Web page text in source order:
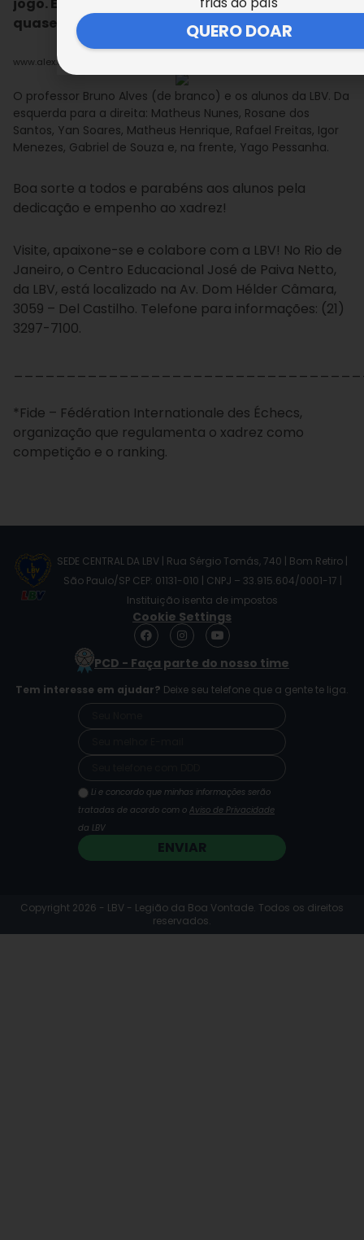
quase todas as disciplinas da escola ”, concluiu.
www.alex.org.br
O professor Bruno Alves (de branco) e os alunos da LBV. Da
esquerda para a direita: Matheus Nunes, Rosane dos
Santos, Yan Soares, Matheus Henrique, Rafael Freitas, Igor
Menezes, Gabriel de Souza e, na frente, Yago Pessanha.
Boa sorte a todos e parabéns aos alunos pela
dedicação e empenho ao xadrez!
Visite, apaixone-se e colabore com a LBV! No Rio de
Janeiro, o Centro Educacional José de Paiva Netto,
da LBV, está localizado na Av. Dom Hélder Câmara,
3059 – Del Castilho. Telefone para informações: (21)
3297-7100.
*Fide – Fédération Internationale des Échecs,
organização que regulamenta o xadrez como
competição e o ranking.
SEDE CENTRAL DA LBV | Rua Sérgio Tomás, 740 | Bom Retiro |
São Paulo/SP CEP: 01131-010 | CNPJ – 33.915.604/0001-17 |
Instituição isenta de impostos
Cookie Settings
F
a
e
o
o
I
n
s
t
g
r
m
Y
o
t
b
e
PCD - Faça parte do nosso time
Tem interesse em ajudar? Deixe seu telefone que a gente te liga.
Li e concordo que minhas informações serão
tratadas de acordo com o Aviso de Privacidade
da LBV
ENVIAR
Copyright 2026 - LBV - Legião da Boa Vontade. Todos os direitos
reservados.
QUERO DOAR